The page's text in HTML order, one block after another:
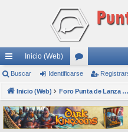
nl
ac
es
rá
Inicio (Web)
or
os
Buscar Identificarse
Inicio (Web) Foro Punta de Lanza Wargames